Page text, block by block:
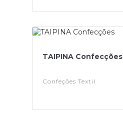
TAIPINA Confecções
Confeções Textil